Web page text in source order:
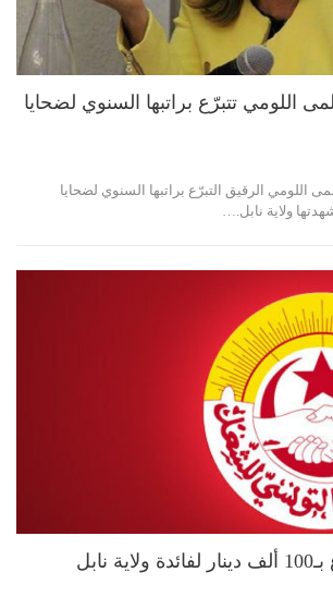
اللومي تتبرّع براتبها السنوي لضحايا
اللومي الرقيق التبرّع براتبها السنوي لضحايا
ولاية نابل.…
نابل